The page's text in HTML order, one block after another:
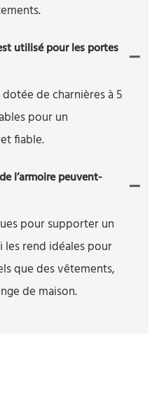
utilisé pour les portes
de charnières à 5
pour un
fiable.
l’armoire peuvent-
pour supporter un
rend idéales pour
que des vêtements,
de maison.